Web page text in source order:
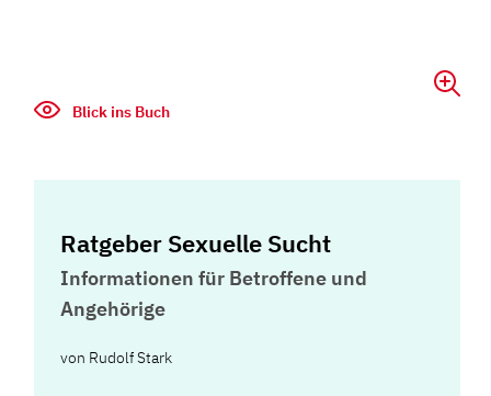
Blick ins Buch
Ratgeber Sexuelle Sucht
Informationen für Betroffene und
Angehörige
von Rudolf Stark